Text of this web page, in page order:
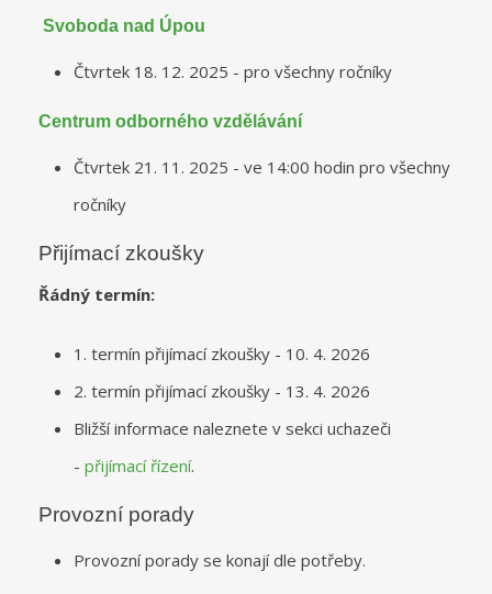
Svoboda nad Úpou
Čtvrtek 18. 12. 2025 - pro všechny ročníky
Centrum odborného vzdělávání
Čtvrtek 21. 11. 2025 - ve 14:00 hodin pro všechny
ročníky
Přijímací zkoušky
Řádný termín:
1. termín přijímací zkoušky - 10. 4. 2026
2. termín přijímací zkoušky - 13. 4. 2026
Bližší informace naleznete v sekci uchazeči
- přijímací řízení.
Provozní porady
Provozní porady se konají dle potřeby.